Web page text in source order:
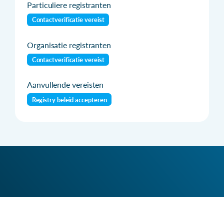
Particuliere registranten
Contactverificatie vereist
Organisatie registranten
Contactverificatie vereist
Aanvullende vereisten
Registry beleid accepteren